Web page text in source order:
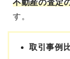
不動産の査定
す。
取引事例